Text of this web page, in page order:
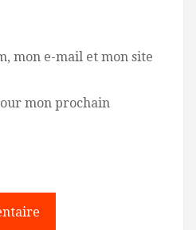
mon e-mail et mon site
mon prochain